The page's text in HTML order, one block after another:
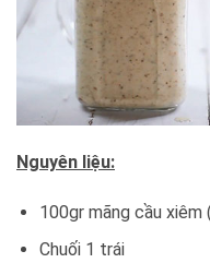
Nguyên liệu:
100gr mãng cầu xiêm
Chuối 1 trái